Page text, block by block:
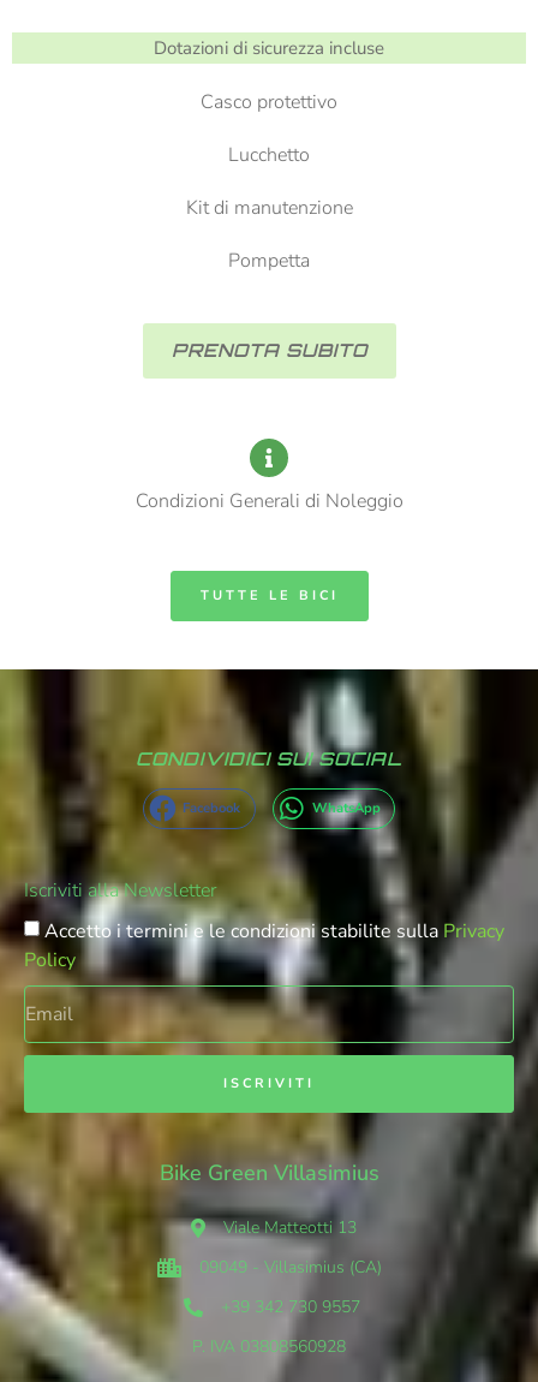
Dotazioni di sicurezza incluse
Casco protettivo
Lucchetto
Kit di manutenzione
Pompetta
PRENOTA SUBITO
Condizioni Generali di Noleggio
TUTTE LE BICI
CONDIVIDICI SUI SOCIAL
Facebook WhatsApp
Iscriviti alla Newsletter
Accetto i termini e le condizioni stabilite sulla Privacy
Policy
ISCRIVITI
Bike Green Villasimius
Viale Matteotti 13
09049 - Villasimius (CA)
+39 342 730 9557
P. IVA 03808560928